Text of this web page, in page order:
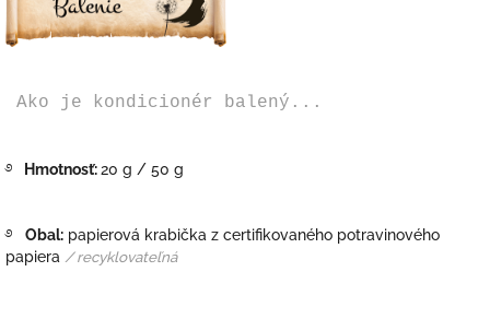
Ako je kondicionér balený...
࿔ Hmotnosť:20 g / 50 g
࿔ Obal: papierová krabička z certifikovaného potravinového
papiera / recyklovateľná